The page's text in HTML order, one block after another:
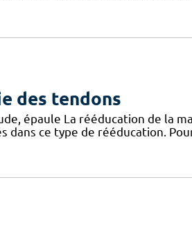
des tendons
épaule La rééducation de la
dans ce type de rééducation.